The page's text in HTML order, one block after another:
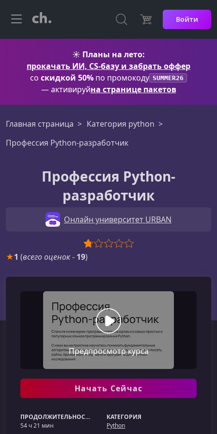
Войти
☀️ Планы на лето:
прокачать ИИ, CS-базу и забрать оффер
со скидкой 50% по промокоду SUMMER26
— активируйна странице пакетов
Главная страница
Категория python
Профессия Python-разработчик
Профессия Python-
разработчик
Онлайн университет URBAN
★1 (всего оценок- 19)
Предпросмотр курса
Начать Сейчас
ПРОДОЛЖИТЕЛЬНОСТЬ
54 ч 21 мин
КАТЕГОРИЯ
Python